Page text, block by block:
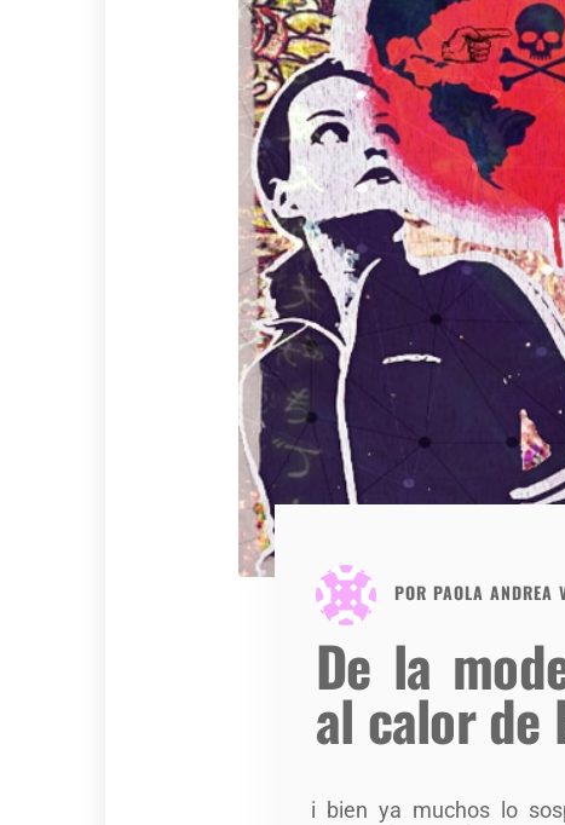
POR PAOLA ANDREA
De la
al calor de
i bien ya muchos lo